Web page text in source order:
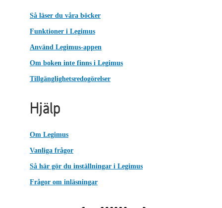
Så läser du våra böcker
Funktioner i Legimus
Använd Legimus-appen
Om boken inte finns i Legimus
Tillgänglighetsredogörelser
Hjälp
Om Legimus
Vanliga frågor
Så här gör du inställningar i Legimus
Frågor om inläsningar